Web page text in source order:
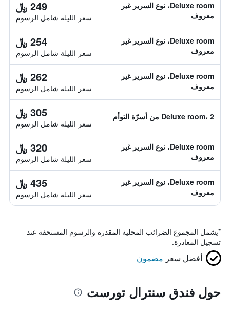
Deluxe room، نوع السرير غير
معروف
249 ﷼
سعر الليلة شامل الرسوم
Deluxe room، نوع السرير غير
معروف
254 ﷼
سعر الليلة شامل الرسوم
Deluxe room، نوع السرير غير
معروف
262 ﷼
سعر الليلة شامل الرسوم
Deluxe room، 2 من أسرّة التوأم 305 ﷼
سعر الليلة شامل الرسوم
Deluxe room، نوع السرير غير
معروف
320 ﷼
سعر الليلة شامل الرسوم
Deluxe room، نوع السرير غير
معروف
435 ﷼
سعر الليلة شامل الرسوم
*يشمل المجموع الضرائب المحلية المقدرة والرسوم المستحقة عند
تسجيل المغادرة.
أفضل سعر مضمون
حول فندق سنترال تورست